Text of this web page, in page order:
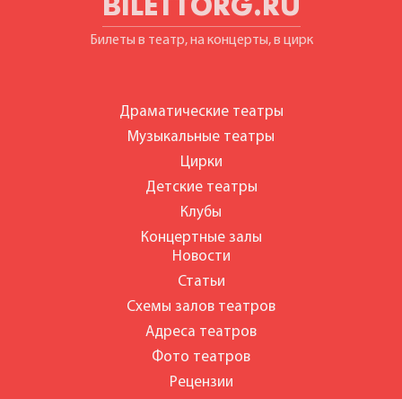
BILETTORG.RU
Билеты в театр, на концерты, в цирк
Драматические театры
Музыкальные театры
Цирки
Детские театры
Клубы
Концертные залы
Новости
Статьи
Схемы залов театров
Адреса театров
Фото театров
Рецензии